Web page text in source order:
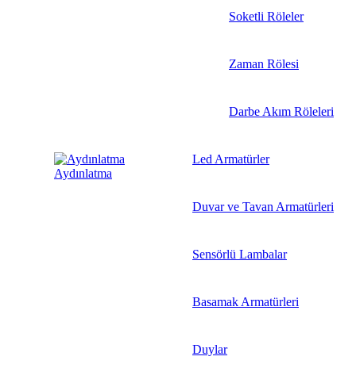
Soketli Röleler
Zaman Rölesi
Darbe Akım Röleleri
Aydınlatma
Led Armatürler
Duvar ve Tavan Armatürleri
Sensörlü Lambalar
Basamak Armatürleri
Duylar